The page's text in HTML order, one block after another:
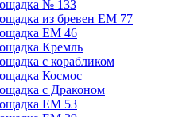
№ 133
из бревен ЕМ 77
ЕМ 46
Кремль
с корабликом
Космос
с Драконом
ЕМ 53